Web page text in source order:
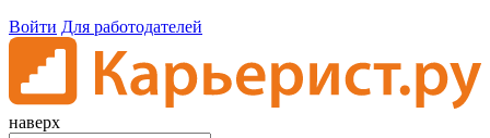
Войти Для работодателей
наверх